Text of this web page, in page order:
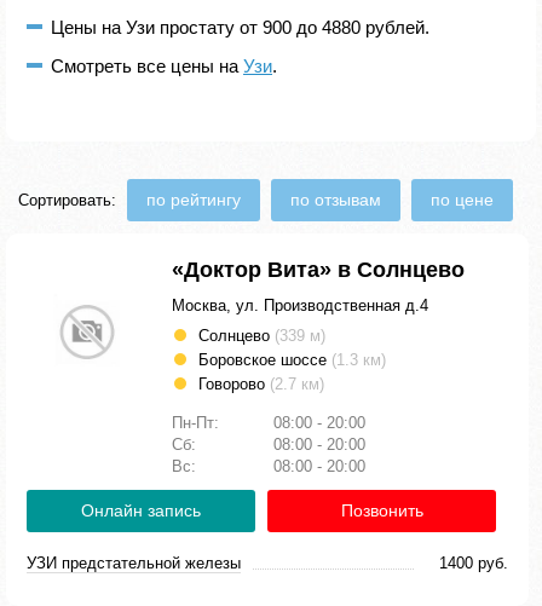
Цены на Узи простату от 900 до 4880 рублей.
Смотреть все цены на Узи.
Сортировать: по рейтингу по отзывам по цене
«Доктор Вита» в Солнцево
Москва, ул. Производственная д.4
Солнцево (339 м)
Боровское шоссе (1.3 км)
Говорово (2.7 км)
Пн-Пт:
08:00 - 20:00
Сб:
08:00 - 20:00
Вс:
08:00 - 20:00
Онлайн запись Позвонить
УЗИ предстательной железы 1400 руб.